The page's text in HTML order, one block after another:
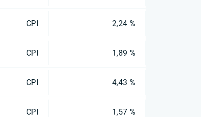
CPI 2,24 %
CPI 1,89 %
CPI 4,43 %
CPI 1,57 %